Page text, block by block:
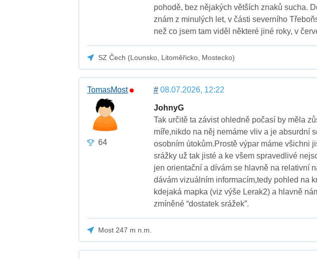
pohodě, bez nějakých větších znaků sucha.
znám z minulých let, v části severního
než co jsem tam viděl některé jiné roky, v
SZ Čech (Lounsko, Litoměřicko, Mostecko)
TomasMost
64
#08.07.2026, 12:22
JohnyG
Tak určitě ta závist ohledně počasí by měla
míře,nikdo na něj nemáme vliv a je absurdní
osobním útokům.Prostě výpar máme všichni
srážky už tak jisté a ke všem spravedlivé
jen orientační a dívám se hlavně na relativní
dávám vizuálním informacím,tedy pohled na
kdejaká mapka (viz výše Lerak2) a hlavně
zmíněné “dostatek srážek”.
Most 247 m n.m.